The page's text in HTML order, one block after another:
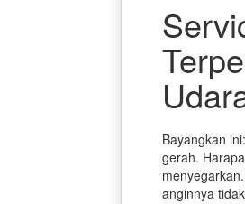
Bayangkan
gerah.
anginnya